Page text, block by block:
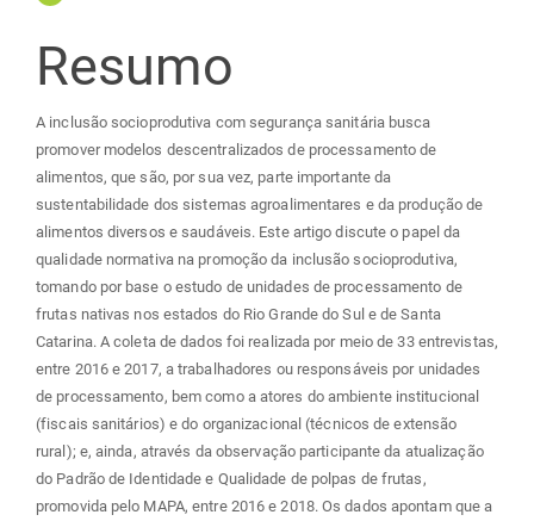
Resumo
A inclusão socioprodutiva com segurança sanitária busca
promover modelos descentralizados de processamento de
alimentos, que são, por sua vez, parte importante da
sustentabilidade dos sistemas agroalimentares e da produção de
alimentos diversos e saudáveis. Este artigo discute o papel da
qualidade normativa na promoção da inclusão socioprodutiva,
tomando por base o estudo de unidades de processamento de
frutas nativas nos estados do Rio Grande do Sul e de Santa
Catarina. A coleta de dados foi realizada por meio de 33 entrevistas,
entre 2016 e 2017, a trabalhadores ou responsáveis por unidades
de processamento, bem como a atores do ambiente institucional
(fiscais sanitários) e do organizacional (técnicos de extensão
rural); e, ainda, através da observação participante da atualização
do Padrão de Identidade e Qualidade de polpas de frutas,
promovida pelo MAPA, entre 2016 e 2018. Os dados apontam que a